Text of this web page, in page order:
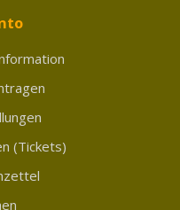
(Tickets)